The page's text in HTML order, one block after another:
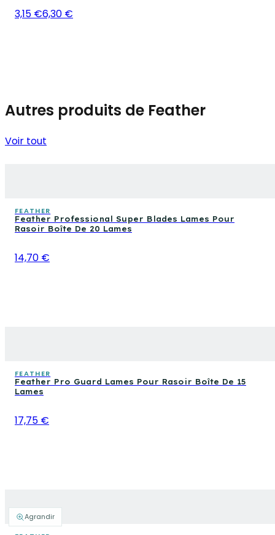
Agrandir
3,15 €6,30 €
Autres produits de Feather
Voir tout
FEATHER
Feather Professional Super Blades Lames Pour
Rasoir Boîte De 20 Lames
14,70 €
FEATHER
Feather Pro Guard Lames Pour Rasoir Boîte De 15
Lames
17,75 €